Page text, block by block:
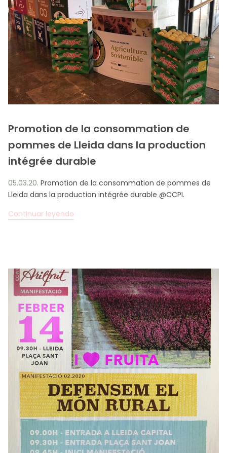
Promotion de la consommation de
pommes de Lleida dans la production
intégrée durable
05.03.20. Promotion de la consommation de pommes de
Lleida dans la production intégrée durable @CCPI.
Continuar leyendo